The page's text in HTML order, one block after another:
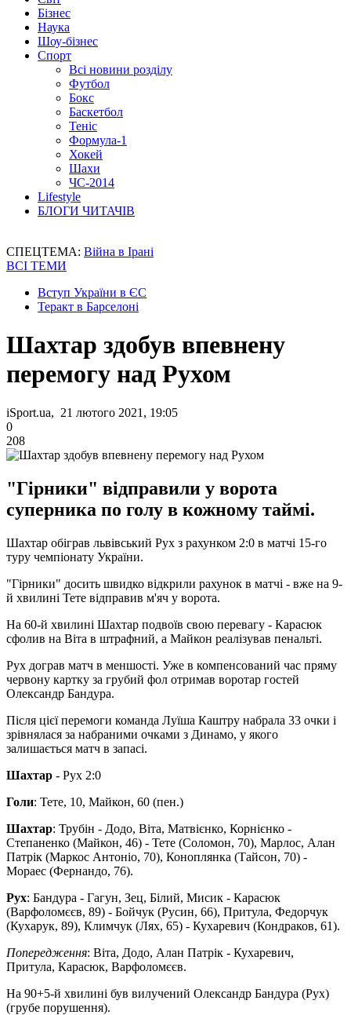
Бізнес
Наука
Шоу-бізнес
Спорт
Всі новини розділу
Футбол
Бокс
Баскетбол
Теніс
Формула-1
Хокей
Шахи
ЧС-2014
Lifestyle
БЛОГИ ЧИТАЧІВ
СПЕЦТЕМА: Війна в Ірані
ВСІ ТЕМИ
Вступ України в ЄС
Теракт в Барселоні
Шахтар здобув впевнену
перемогу над Рухом
iSport.ua, 21 лютого 2021, 19:05
0
208
"Гірники" відправили у ворота
суперника по голу в кожному таймі.
Шахтар обіграв львівський Рух з рахунком 2:0 в матчі 15-го
туру чемпіонату України.
"Гірники" досить швидко відкрили рахунок в матчі - вже на 9-
й хвилині Тете відправив м'яч у ворота.
На 60-й хвилині Шахтар подвоїв свою перевагу - Карасюк
сфолив на Віта в штрафний, а Майкон реалізував пенальті.
Рух дограв матч в меншості. Уже в компенсований час пряму
червону картку за грубий фол отримав воротар гостей
Олександр Бандура.
Після цієї перемоги команда Луїша Каштру набрала 33 очки і
зрівнялася за набраними очками з Динамо, у якого
залишається матч в запасі.
Шахтар - Рух 2:0
Голи: Тете, 10, Майкон, 60 (пен.)
Шахтар: Трубін - Додо, Віта, Матвієнко, Корнієнко -
Степаненко (Майкон, 46) - Тете (Соломон, 70), Марлос, Алан
Патрік (Маркос Антоніо, 70), Коноплянка (Тайсон, 70) -
Мораес (Фернандо, 76).
Рух: Бандура - Гагун, Зец, Білий, Мисик - Карасюк
(Варфоломєєв, 89) - Бойчук (Русин, 66), Притула, Федорчук
(Кухарук, 89), Климчук (Лях, 65) - Кухаревич (Кондраков, 61).
Попередження: Віта, Додо, Алан Патрік - Кухаревич,
Притула, Карасюк, Варфоломєєв.
На 90+5-й хвилині був вилучений Олександр Бандура (Рух)
(грубе порушення).